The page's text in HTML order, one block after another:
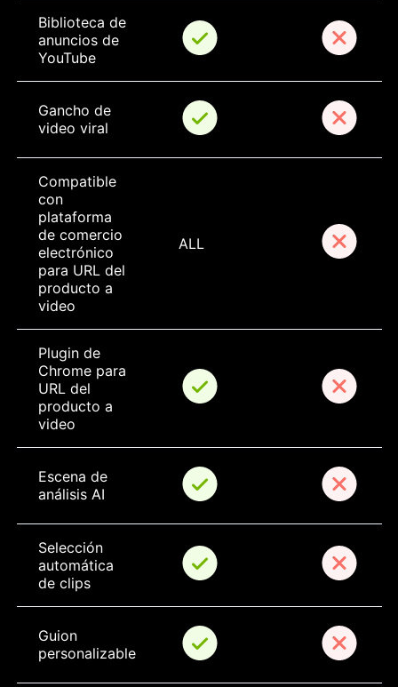
Biblioteca de
anuncios de
YouTube
Gancho de
video viral
Compatible
con
plataforma
de comercio
electrónico
para URL del
producto a
video
ALL
Plugin de
Chrome para
URL del
producto a
video
Escena de
análisis AI
Selección
automática
de clips
Guion
personalizable